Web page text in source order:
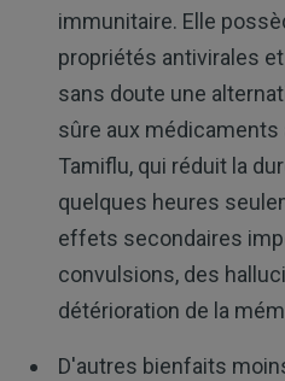
immunitaire. Elle
propriétés antivirales
sans doute une
sûre aux
Tamiflu, qui réduit la
quelques heures
effets secondaires
convulsions, des
détérioration de la
D'autres bienfaits